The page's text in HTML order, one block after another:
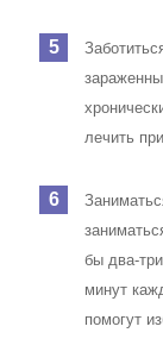
лечить
бы два-
минут
помогут